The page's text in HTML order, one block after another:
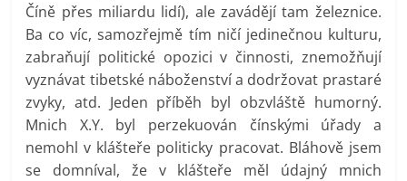
Číně přes miliardu lidí), ale zavádějí tam železnice.
Ba co víc, samozřejmě tím ničí jedinečnou kulturu,
zabraňují politické opozici v činnosti, znemožňují
vyznávat tibetské náboženství a dodržovat prastaré
zvyky, atd. Jeden příběh byl obzvláště humorný.
Mnich X.Y. byl perzekuován čínskými úřady a
nemohl v klášteře politicky pracovat. Bláhově jsem
se domníval, že v klášteře měl údajný mnich